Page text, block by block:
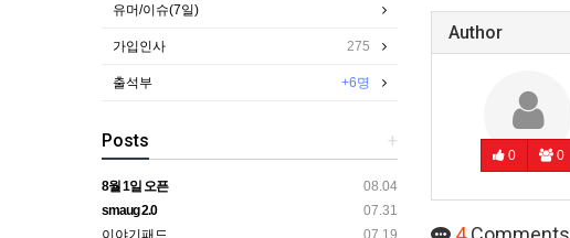
Author
0 0
유머/이슈(7일)
가입인사 275
출석부 +6명
+
Posts
08.04
8월 1일 오픈
07.31
smaug 2.0
07.19
이야기패드